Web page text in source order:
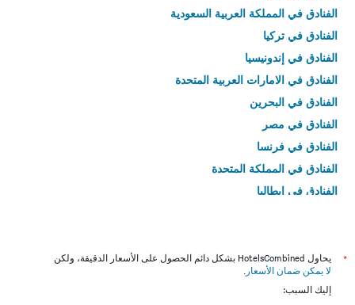
الفنادق في المملكة العربية السعودية
الفنادق في تركيا
الفنادق في إندونيسيا
الفنادق في الامارات العربية المتحدة
الفنادق في البحرين
الفنادق في مصر
الفنادق في فرنسا
الفنادق في المملكة المتحدة
الفنادق في إيطاليا
*
يحاول HotelsCombined بشكل دائم الحصول على الأسعار الدقيقة، ولكن
لا يمكن ضمان الأسعار .
إليك السبب: